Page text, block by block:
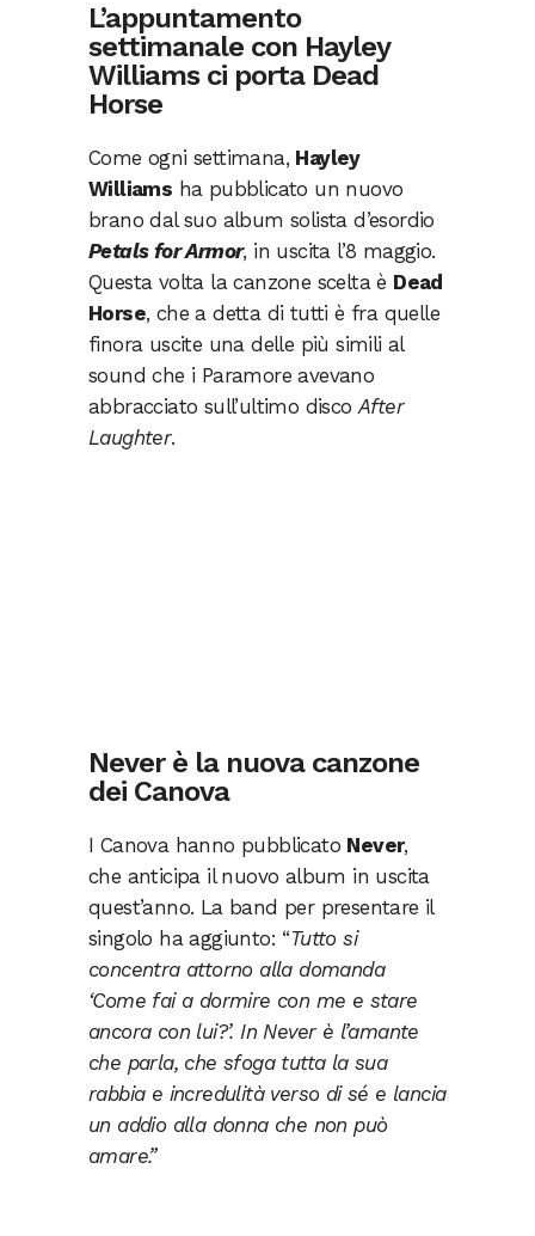
L’appuntamento
settimanale con Hayley
Williams ci porta Dead
Horse
Come ogni settimana, Hayley
Williams ha pubblicato un nuovo
brano dal suo album solista d’esordio
Petals for Armor, in uscita l’8 maggio.
Questa volta la canzone scelta è Dead
Horse, che a detta di tutti è fra quelle
finora uscite una delle più simili al
sound che i Paramore avevano
abbracciato sull’ultimo discoAfter
Laughter.
Never è la nuova canzone
dei Canova
I Canova hanno pubblicato Never,
che anticipa il nuovo album in uscita
quest’anno. La band per presentare il
singolo ha aggiunto: “Tutto si
concentra attorno alla domanda
‘Come fai a dormire con me e stare
ancora con lui?’. In Never è l’amante
che parla, che sfoga tutta la sua
rabbia e incredulità verso di sé e lancia
un addio alla donna che non può
amare.”